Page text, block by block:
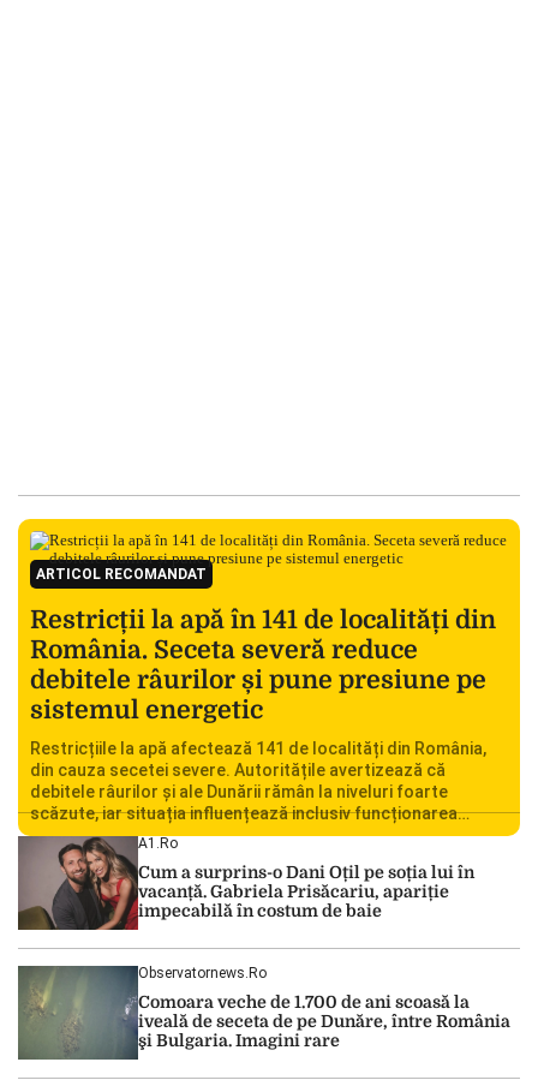
ARTICOL RECOMANDAT
Restricții la apă în 141 de localități din
România. Seceta severă reduce
debitele râurilor și pune presiune pe
sistemul energetic
Restricțiile la apă afectează 141 de localități din România,
din cauza secetei severe. Autoritățile avertizează că
debitele râurilor și ale Dunării rămân la niveluri foarte
scăzute, iar situația influențează inclusiv funcționarea
Centralei Nucleare de la Cernavodă. România se confruntă
cu una dintre cele mai dificile perioade din punct de vedere
hidrologic din ultimii ani. Lipsa […]
A1.ro
Cum a surprins-o Dani Oțil pe soția lui în
vacanță. Gabriela Prisăcariu, apariție
impecabilă în costum de baie
Observatornews.ro
Comoara veche de 1.700 de ani scoasă la
iveală de seceta de pe Dunăre, între România
şi Bulgaria. Imagini rare